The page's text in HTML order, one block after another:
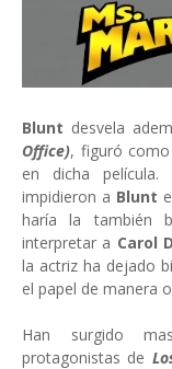
Blunt desvela
Office), figuró
en dicha
impidieron a Blunt
haría la también
interpretar a Carol
la actriz ha dejado
el papel de manera
Han surgido
protagonistas de